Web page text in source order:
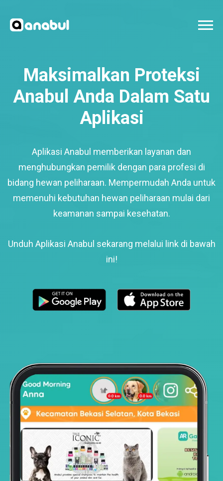
Maksimalkan Proteksi
Anabul Anda Dalam Satu
Aplikasi
Aplikasi Anabul memberikan layanan dan
menghubungkan pemilik dengan para profesi di
bidang hewan peliharaan. Mempermudah Anda untuk
memenuhi kebutuhan hewan peliharaan mulai dari
keamanan sampai kesehatan.
Unduh Aplikasi Anabul sekarang melalui link di bawah
ini!